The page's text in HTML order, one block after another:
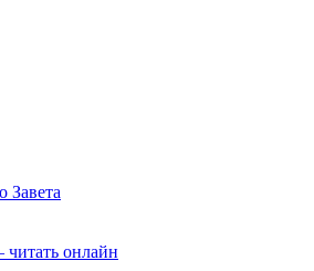
Завета
читать онлайн